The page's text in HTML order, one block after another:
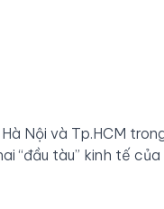
Nội và Tp.HCM
“đầu tàu” kinh tế